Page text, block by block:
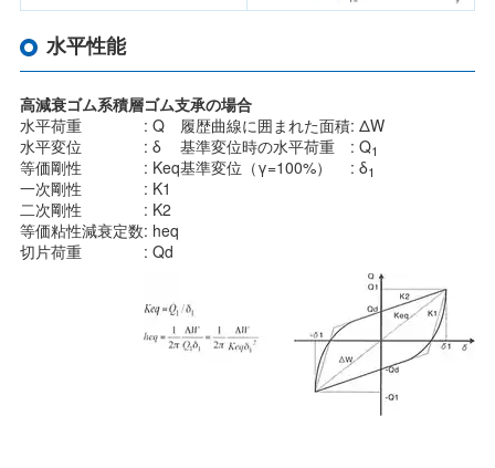
水平性能
高減衰ゴム系積層ゴム支承の場合
水平荷重
: Q 履歴曲線に囲まれた面積: ΔW
水平変位
: δ 基準変位時の水平荷重 : Q1
等価剛性 : Keq基準変位（γ=100%） : δ1
一次剛性
: K1
二次剛性
: K2
等価粘性減衰定数: heq
切片荷重
: Qd